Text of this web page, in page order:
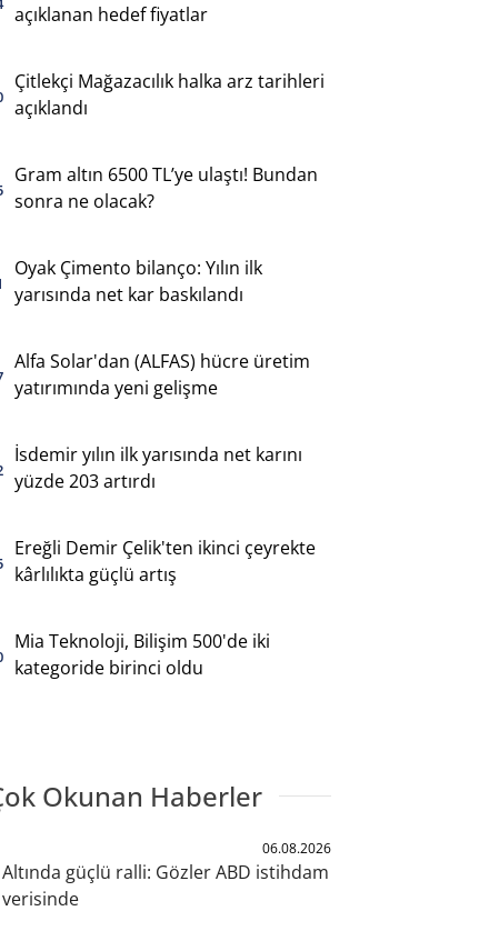
açıklanan hedef fiyatlar
Çitlekçi Mağazacılık halka arz tarihleri
açıklandı
Gram altın 6500 TL’ye ulaştı! Bundan
sonra ne olacak?
Oyak Çimento bilanço: Yılın ilk
yarısında net kar baskılandı
Alfa Solar'dan (ALFAS) hücre üretim
yatırımında yeni gelişme
İsdemir yılın ilk yarısında net karını
yüzde 203 artırdı
Ereğli Demir Çelik'ten ikinci çeyrekte
kârlılıkta güçlü artış
Mia Teknoloji, Bilişim 500'de iki
kategoride birinci oldu
Okunan Haberler
06.08.2026
Altında güçlü ralli: Gözler ABD istihdam
verisinde